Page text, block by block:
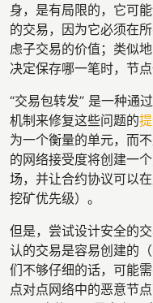
身，是有局限的，它可
的交易，因为它必须在
虑子交易的价值；类似
决定保存哪一笔时，节
“交易包转发” 是一种通
机制来修复这些问题的
为一个衡量的单元，而
的网络接受度将创建一
场，并让合约协议可以
挖矿优先级）。
但是，尝试设计安全的
认的交易是容易创建的
们不够仔细的话，可能
点对点网络中的恶意节